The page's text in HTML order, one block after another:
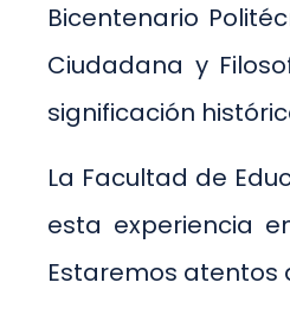
Bicentenario
Ciudadana y
significación
La Facultad de
esta experiencia
Estaremos atentos